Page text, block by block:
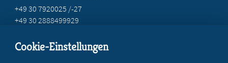
+49 30 7920025 /-27
+49 30 2888499929
Cookie-Einstellungen